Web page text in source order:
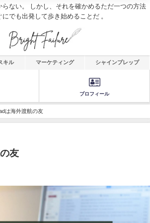
らない。 しかし、それを確かめるただ一つの方法
にでも出発して歩き始めることだ 。
キル マーケティング シャインプレップ
プロフィール
は海外渡航の友
友